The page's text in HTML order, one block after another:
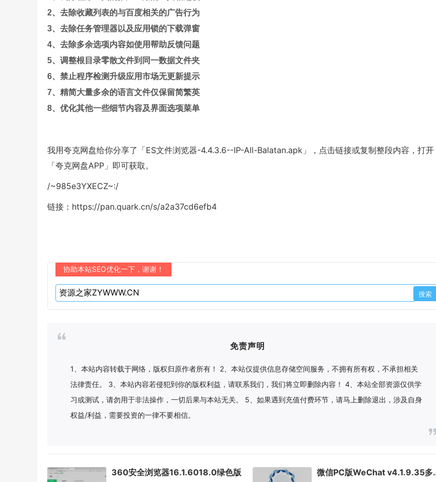
2、去除收藏列表的与百度相关的广告行为
3、去除任务管理器以及应用锁的下载弹窗
4、去除多余选项内容如使用帮助反馈问题
5、调整根目录零散文件到同一数据文件夹
6、禁止程序检测升级应用市场无更新提示
7、精简大量多余的语言文件仅保留简繁英
8、优化其他一些细节内容及界面选项菜单
我用夸克网盘给你分享了「ES文件浏览器-4.4.3.6--IP-All-Balatan.apk」，点击链接或复制整段内容，打开
「夸克网盘APP」即可获取。
/~985e3YXECZ~:/
链接：https://pan.quark.cn/s/a2a37cd6efb4
协助本站SEO优化一下，谢谢！
免责声明
1、本站内容转载于网络，版权归原作者所有！ 2、本站仅提供信息存储空间服务，不拥有所有权，不承担相关
法律责任。 3、本站内容若侵犯到你的版权利益，请联系我们，我们将立即删除内容！ 4、本站全部资源仅供学
习或测试，请勿用于非法操作，一切后果与本站无关。 5、如果遇到充值付费环节，请马上删除退出，涉及自身
权益/利益，需要投资的一律不要相信。
360安全浏览器16.1.6018.0绿色版 微信PC版